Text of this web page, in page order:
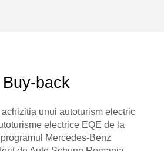
back
unui autoturism electric
electrice EQE de la
Mercedes-Benz